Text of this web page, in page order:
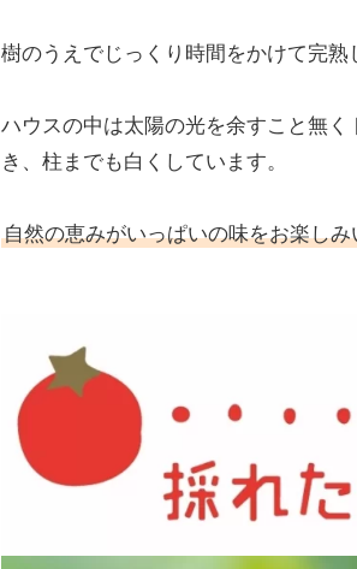
樹のうえでじっくり時間をかけて完熟
ハウスの中は太陽の光を余すこと無
き、柱までも白くしています。
自然の恵みがいっぱいの味をお楽し